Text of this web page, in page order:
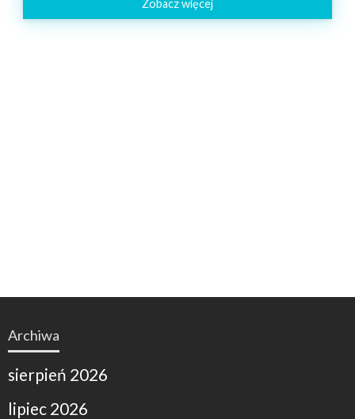
Zobacz więcej
Archiwa
sierpień 2026
lipiec 2026